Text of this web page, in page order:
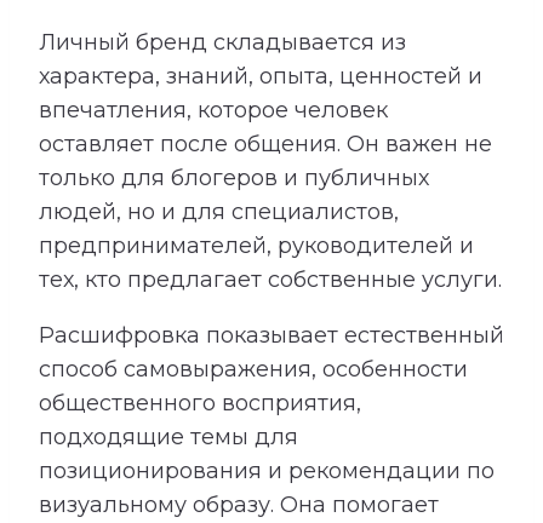
Личный бренд складывается из
характера, знаний, опыта, ценностей и
впечатления, которое человек
оставляет после общения. Он важен не
только для блогеров и публичных
людей, но и для специалистов,
предпринимателей, руководителей и
тех, кто предлагает собственные услуги.
Расшифровка показывает естественный
способ самовыражения, особенности
общественного восприятия,
подходящие темы для
позиционирования и рекомендации по
визуальному образу. Она помогает